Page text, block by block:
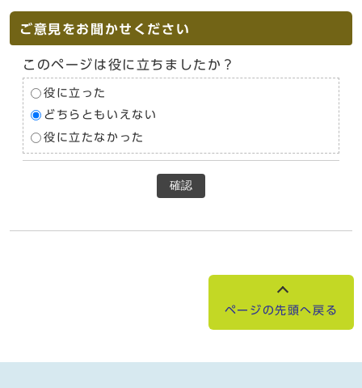
ご意見をお聞かせください
このページは役に立ちましたか？
役に立った
どちらともいえない
役に立たなかった
確認
ページの先頭へ戻る